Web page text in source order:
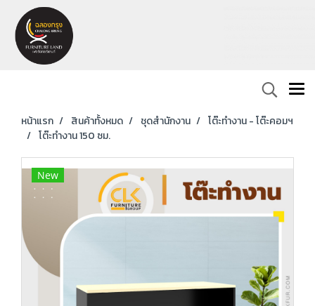
หน้าแรก สินค้าทั้งหมด ชุดสำนักงาน
โต๊ะทำงาน - โต๊ะคอมฯ
โต๊ะทำงาน 150 ซม.
New